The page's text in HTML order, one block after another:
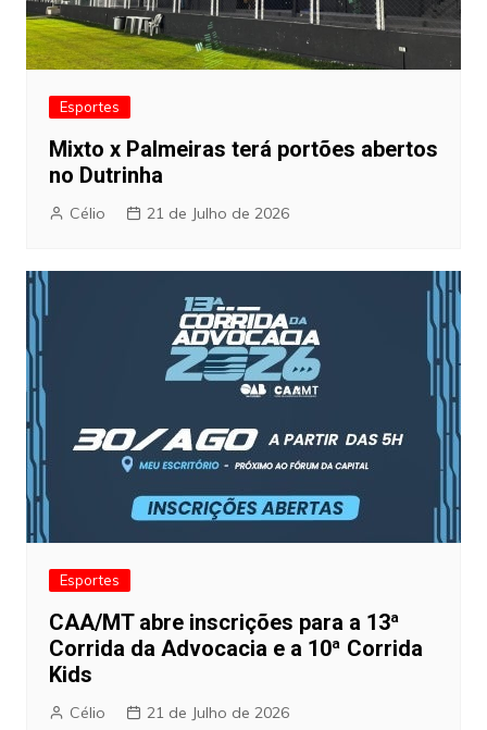
Esportes
Mixto x Palmeiras terá portões abertos
no Dutrinha
Célio 21 de Julho de 2026
Esportes
CAA/MT abre inscrições para a 13ª
Corrida da Advocacia e a 10ª Corrida
Kids
Célio 21 de Julho de 2026